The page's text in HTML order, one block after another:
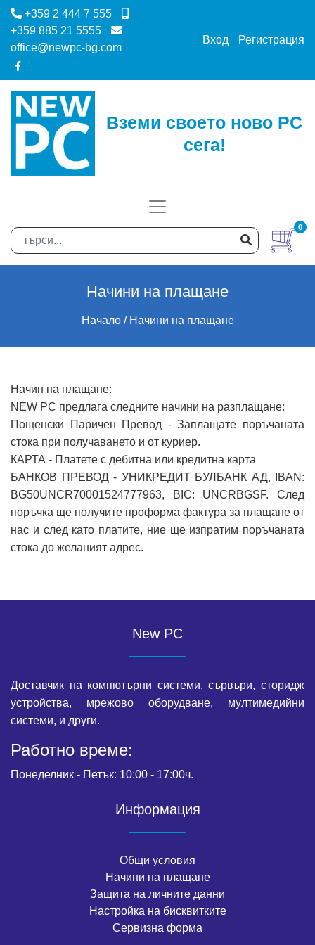
+359 2 444 7 555
+359 885 21 5555
office@newpc-bg.com
Вход Регистрация
Вземи своето ново PC
сега!
0
Начини на плащане
Начало Начини на плащане
Начин на плащане:
NEW PC предлага следните начини на разплащане:
Пощенски Паричен Превод - Заплащате поръчаната
стока при получаването и от куриер.
КАРТА - Платете с дебитна или кредитна карта
БАНКОВ ПРЕВОД - УНИКРЕДИТ БУЛБАНК АД, IBAN:
BG50UNCR70001524777963, BIC: UNCRBGSF. След
поръчка ще получите проформа фактура за плащане от
нас и след като платите, ние ще изпратим поръчаната
стока до желаният адрес.
New PC
Доставчик на компютърни системи, сървъри, сторидж
устройства, мрежово оборудване, мултимедийни
системи, и други.
Работно време:
Понеделник - Петък: 10:00 - 17:00ч.
Информация
Общи условия
Начини на плащане
Защита на личните данни
Настройка на бисквитките
Сервизна форма